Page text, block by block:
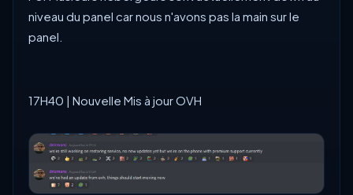
niveau du panel car nous n'avons pas la main sur le
panel.
17H40 | Nouvelle Mis à jour OVH